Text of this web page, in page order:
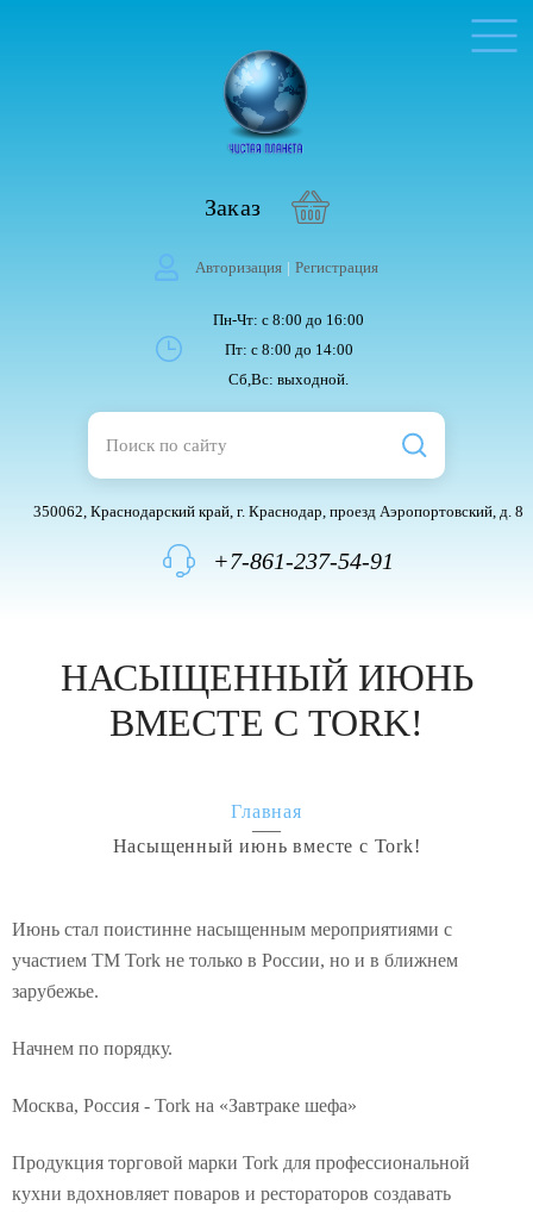
Заказ
Авторизация | Регистрация
Пн-Чт: с 8:00 до 16:00
Пт: с 8:00 до 14:00
Сб,Вс: выходной.
350062, Краснодарский край, г. Краснодар, проезд Аэропортовский, д. 8
+7-861-237-54-91
НАСЫЩЕННЫЙ ИЮНЬ
ВМЕСТЕ С TORK!
Главная
Насыщенный июнь вместе с Tork!
Июнь стал поистинне насыщенным мероприятиями с
участием ТМ Tork не только в России, но и в ближнем
зарубежье.
Начнем по порядку.
Москва, Россия - Tork на «Завтраке шефа»
Продукция торговой марки Tork для профессиональной
кухни вдохновляет поваров и рестораторов создавать